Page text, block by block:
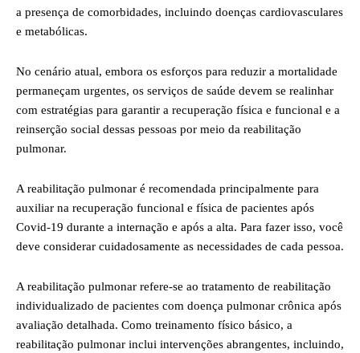
a presença de comorbidades, incluindo doenças cardiovasculares
e metabólicas.
No cenário atual, embora os esforços para reduzir a mortalidade
permaneçam urgentes, os serviços de saúde devem se realinhar
com estratégias para garantir a recuperação física e funcional e a
reinserção social dessas pessoas por meio da reabilitação
pulmonar.
A reabilitação pulmonar é recomendada principalmente para
auxiliar na recuperação funcional e física de pacientes após
Covid-19 durante a internação e após a alta. Para fazer isso, você
deve considerar cuidadosamente as necessidades de cada pessoa.
A reabilitação pulmonar refere-se ao tratamento de reabilitação
individualizado de pacientes com doença pulmonar crônica após
avaliação detalhada. Como treinamento físico básico, a
reabilitação pulmonar inclui intervenções abrangentes, incluindo,